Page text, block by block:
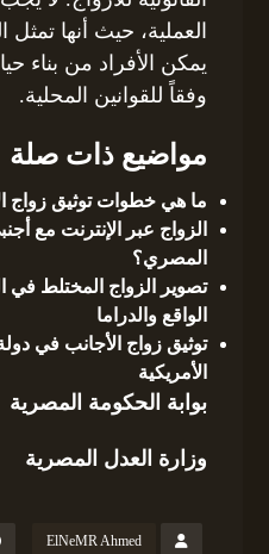
العملية، حيث أنها
يمكن الأفراد من بناء
وفقاً للقوانين المحلية.
مواضيع ذات صلة
ما هي خطوات توثيق زواج
الزواج عبر الإنترنت مع
المصري؟
تصوير الزواج المختلط
الواقع والدراما
توثيق زواج الأجانب في
الأمريكية
بوابة الحكومة المصرية
وزارة العدل المصرية
ElNeMR Ahmed